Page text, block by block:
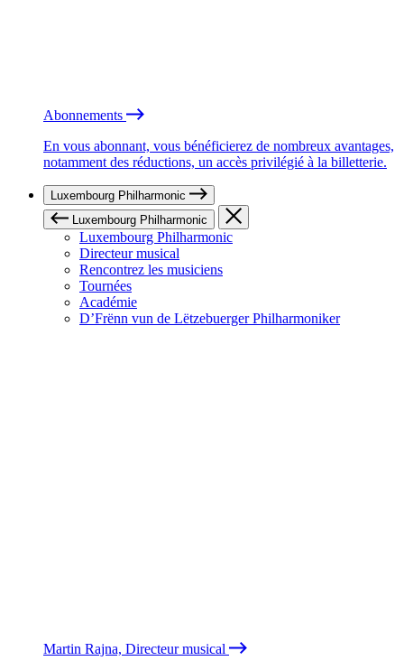
Abonnements
En vous abonnant, vous bénéficierez de nombreux avantages,
notamment des réductions, un accès privilégié à la billetterie.
Luxembourg Philharmonic
Luxembourg Philharmonic
Luxembourg Philharmonic
Directeur musical
Rencontrez les musiciens
Tournées
Académie
D’Frënn vun de Lëtzebuerger Philharmoniker
Martin Rajna, Directeur musical